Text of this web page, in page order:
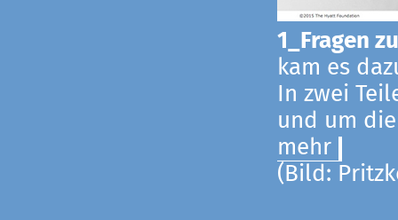
1_Fragen
kam es
In zwei
und um
mehr
(Bild: